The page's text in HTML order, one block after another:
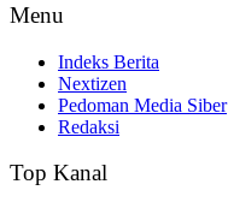
Menu
Indeks Berita
Nextizen
Pedoman Media Siber
Redaksi
Top Kanal